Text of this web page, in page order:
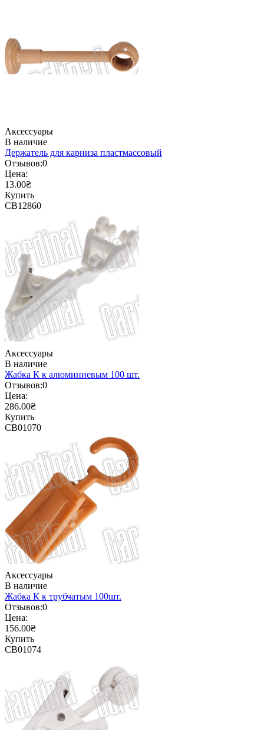
Аксессуары
В наличие
Держатель для карниза пластмассовый
Отзывов:0
Цена:
13.00₴
Купить
CB12860
Аксессуары
В наличие
Жабка К к алюминиевым 100 шт.
Отзывов:0
Цена:
286.00₴
Купить
CB01070
Аксессуары
В наличие
Жабка К к трубчатым 100шт.
Отзывов:0
Цена:
156.00₴
Купить
CB01074